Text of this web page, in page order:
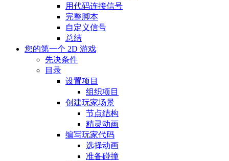
用代码连接信号
完整脚本
自定义信号
总结
您的第一个 2D 游戏
先决条件
目录
设置项目
组织项目
创建玩家场景
节点结构
精灵动画
编写玩家代码
选择动画
准备碰撞